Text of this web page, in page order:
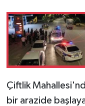
Çiftlik
bir arazide